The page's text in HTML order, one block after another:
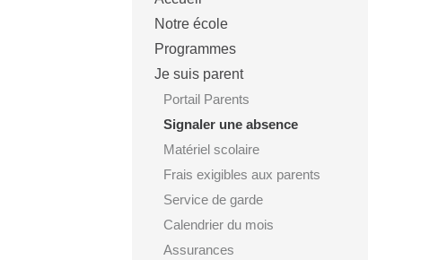
Notre école
Programmes
Je suis parent
Portail Parents
Signaler une absence
Matériel scolaire
Frais exigibles aux parents
Service de garde
Calendrier du mois
Assurances